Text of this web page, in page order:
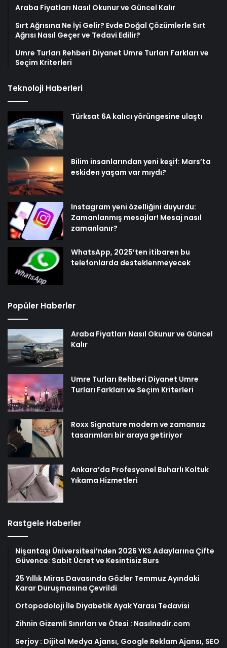
Araba Fiyatları Nasıl Okunur ve Güncel Kalır
Sırt Ağrısına Ne İyi Gelir? Evde Doğal Çözümlerle Sırt
Ağrısı Nasıl Geçer ve Tedavi Edilir?
Umre Turları Rehberi Diyanet Umre Turları Farkları ve
Seçim Kriterleri
Teknoloji Haberleri
Türksat 6A kalıcı yörüngesine ulaştı
Bilim insanlarından yeni keşif: Mars’ta
eskiden yaşam var mıydı?
Instagram yeni özelliğini duyurdu:
Zamanlanmış mesajlar! Mesaj nasıl
zamanlanır?
WhatsApp, 2025’ten itibaren bu
telefonlarda desteklenmeyecek
Popüler Haberler
Araba Fiyatları Nasıl Okunur ve Güncel
Kalır
Umre Turları Rehberi Diyanet Umre
Turları Farkları ve Seçim Kriterleri
Roxx Signature modern ve zamansız
tasarımları bir araya getiriyor
Ankara’da Profesyonel Buharlı Koltuk
Yıkama Hizmetleri
Rastgele Haberler
Nişantaşı Üniversitesi’nden 2026 YKS Adaylarına Çifte
Güvence: Sabit Ücret ve Kesintisiz Burs
25 Yıllık Miras Davasında Gözler Temmuz Ayındaki
Karar Duruşmasına Çevrildi
Ortopodoloji İle Diyabetik Ayak Yarası Tedavisi
Zihnin Gizemli Sınırları ve Ötesi : Nasılnedir.com
Serjoy : Dijital Medya Ajansı, Google Reklam Ajansı, SEO